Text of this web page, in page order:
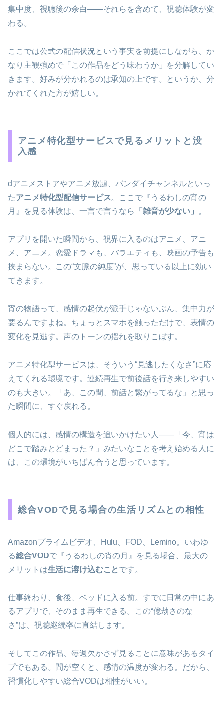
集中度、視聴後の余白――それらを含めて、視聴体験が変
わる。
ここでは公式の配信状況という事実を前提にしながら、か
なり主観強めで「この作品をどう味わうか」を分解してい
きます。好みが分かれるのは承知の上です。というか、分
かれてくれた方が嬉しい。
アニメ特化型サービスで見るメリットと没
入感
dアニメストアやアニメ放題、バンダイチャンネルといっ
たアニメ特化型配信サービス。ここで『うるわしの宵の
月』を見る体験は、一言で言うなら
「雑音が少ない」 。
アプリを開いた瞬間から、視界に入るのはアニメ、アニ
メ、アニメ。恋愛ドラマも、バラエティも、映画の予告も
挟まらない。この“文脈の純度”が、思っている以上に効い
てきます。
宵の物語って、感情の起伏が派手じゃないぶん、集中力が
要るんですよね。ちょっとスマホを触っただけで、表情の
変化を見逃す。声のトーンの揺れを取りこぼす。
アニメ特化型サービスは、そういう“見逃したくなさ”に応
えてくれる環境です。連続再生で前後話を行き来しやすい
のも大きい。「あ、この間、前話と繋がってるな」と思っ
た瞬間に、すぐ戻れる。
個人的には、感情の構造を追いかけたい人――「今、宵は
どこで踏みとどまった？」みたいなことを考え始める人に
は、この環境がいちばん合うと思っています。
総合VODで見る場合の生活リズムとの相性
Amazonプライムビデオ、Hulu、FOD、Lemino。いわゆ
る総合VODで『うるわしの宵の月』を見る場合、最大の
メリットは生活に溶け込むことです。
仕事終わり、食後、ベッドに入る前。すでに日常の中にあ
るアプリで、そのまま再生できる。この“億劫さのな
さ”は、視聴継続率に直結します。
そしてこの作品、毎週欠かさず見ることに意味があるタイ
プでもある。間が空くと、感情の温度が変わる。だから、
習慣化しやすい総合VODは相性がいい。